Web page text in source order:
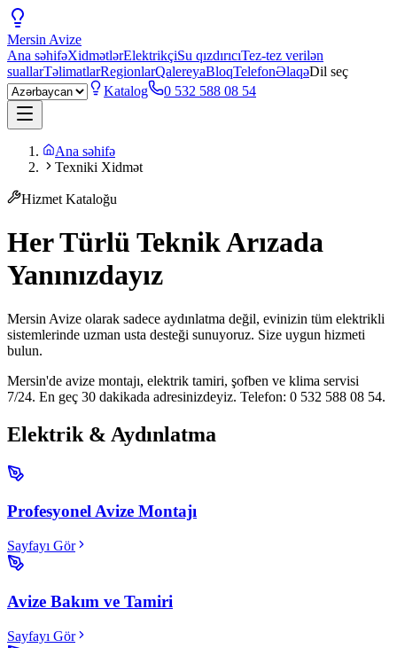
Mersin Avize
Ana səhifəXidmətlərElektrikçiSu qızdırıcıTez-tez verilən
suallarTəlimatlarRegionlarQalereyaBloqTelefonƏlaqəDil seç
Katalog
0 532 588 08 54
Ana səhifə
Texniki Xidmət
Hizmet Kataloğu
Her Türlü Teknik Arızada
Yanınızdayız
Mersin Avize olarak sadece aydınlatma değil, evinizin tüm elektrikli
sistemlerinde uzman usta desteği sunuyoruz. Size uygun hizmeti
bulun.
Mersin'de avize montajı, elektrik tamiri, şofben ve klima servisi
7/24. En geç 30 dakikada adresinizdeyiz. Telefon: 0 532 588 08 54.
Elektrik & Aydınlatma
Profesyonel Avize Montajı
Sayfayı Gör
Avize Bakım ve Tamiri
Sayfayı Gör